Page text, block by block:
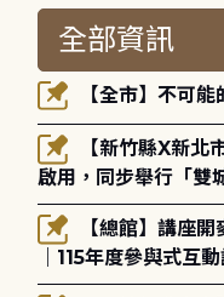
【全市】不可
啟用，同步舉行「雙
躍參加(115年8月3日
｜115年度參與式互
場！